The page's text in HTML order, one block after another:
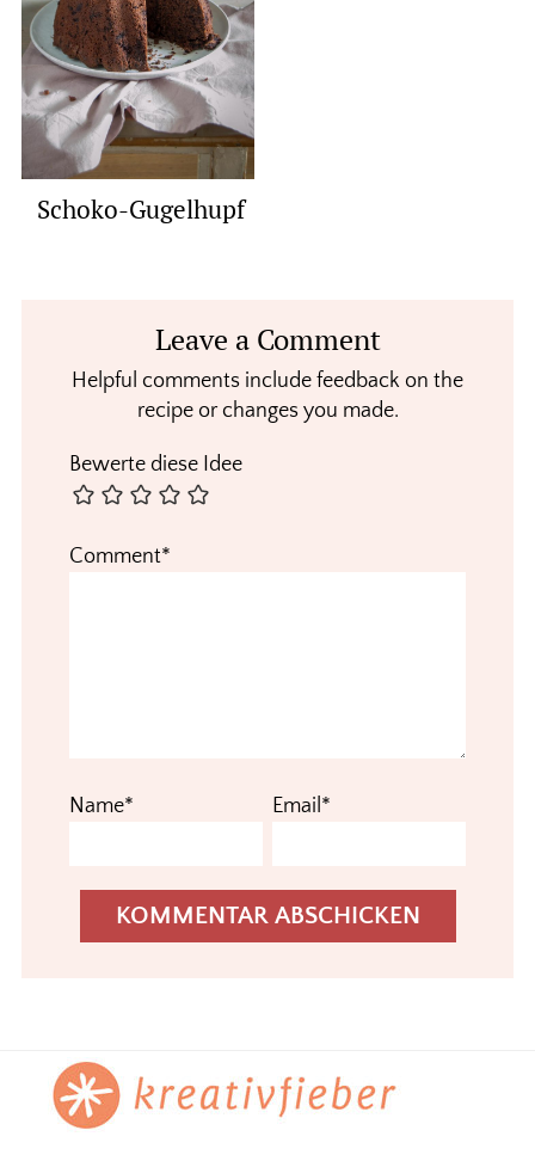
Schoko-Gugelhupf
InteractionsLeave a Comment
Helpful comments include feedback on the
recipe or changes you made.
Bewerte diese Idee
Comment*
Name* Email*
Footer